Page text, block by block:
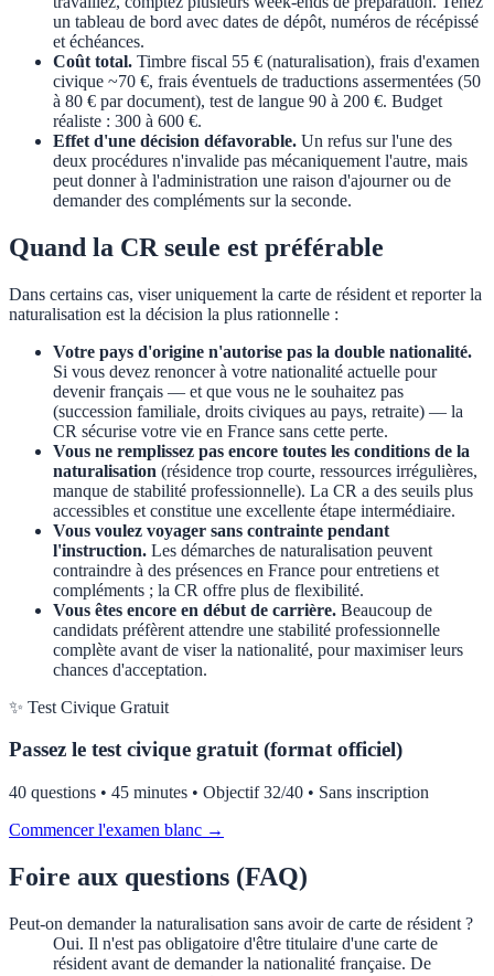
un tableau de bord avec dates de dépôt, numéros de récépissé
et échéances.
Coût total. Timbre fiscal 55 € (naturalisation), frais d'examen
civique ~70 €, frais éventuels de traductions assermentées (50
à 80 € par document), test de langue 90 à 200 €. Budget
réaliste : 300 à 600 €.
Effet d'une décision défavorable. Un refus sur l'une des
deux procédures n'invalide pas mécaniquement l'autre, mais
peut donner à l'administration une raison d'ajourner ou de
demander des compléments sur la seconde.
Quand la CR seule est préférable
Dans certains cas, viser uniquement la carte de résident et reporter la
naturalisation est la décision la plus rationnelle :
Votre pays d'origine n'autorise pas la double nationalité.
Si vous devez renoncer à votre nationalité actuelle pour
devenir français — et que vous ne le souhaitez pas
(succession familiale, droits civiques au pays, retraite) — la
CR sécurise votre vie en France sans cette perte.
Vous ne remplissez pas encore toutes les conditions de la
naturalisation (résidence trop courte, ressources irrégulières,
manque de stabilité professionnelle). La CR a des seuils plus
accessibles et constitue une excellente étape intermédiaire.
Vous voulez voyager sans contrainte pendant
l'instruction. Les démarches de naturalisation peuvent
contraindre à des présences en France pour entretiens et
compléments ; la CR offre plus de flexibilité.
Vous êtes encore en début de carrière. Beaucoup de
candidats préfèrent attendre une stabilité professionnelle
complète avant de viser la nationalité, pour maximiser leurs
chances d'acceptation.
✨ Test Civique Gratuit
Passez le test civique gratuit (format officiel)
40 questions • 45 minutes • Objectif 32/40 • Sans inscription
Commencer l'examen blanc →
Foire aux questions (FAQ)
Peut-on demander la naturalisation sans avoir de carte de résident ?
Oui. Il n'est pas obligatoire d'être titulaire d'une carte de
résident avant de demander la nationalité française. De